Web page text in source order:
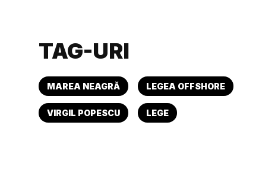
TAG-URI
MAREA NEAGRĂ LEGEA OFFSHORE
VIRGIL POPESCU LEGE